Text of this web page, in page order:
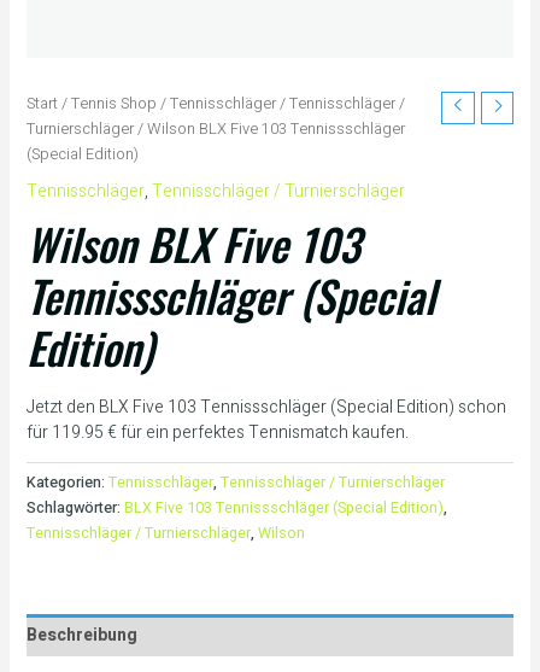
Start/Tennis Shop /Tennisschläger/Tennisschläger /
Turnierschläger/ Wilson BLX Five 103 Tennissschläger
(Special Edition)
Tennisschläger,Tennisschläger / Turnierschläger
Wilson BLX Five 103
Tennissschläger (Special
Edition)
Jetzt den BLX Five 103 Tennissschläger (Special Edition) schon
für 119.95 € für ein perfektes Tennismatch kaufen.
Kategorien: Tennisschläger, Tennisschläger / Turnierschläger
Schlagwörter: BLX Five 103 Tennissschläger (Special Edition),
Tennisschläger / Turnierschläger, Wilson
Beschreibung